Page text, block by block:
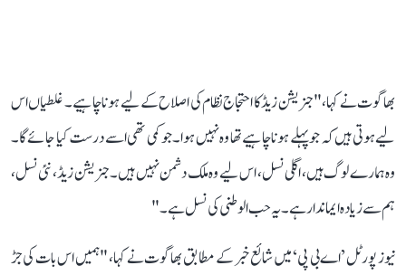
بھاگوت نے کہا، " جنریشن زیڈ کا احتجاج نظام کی اصلاح کے لیے ہونا چاہیے۔ غلطیاں اس
لیے ہوتی ہیں کہ جو پہلے ہونا چاہیے تھا وہ نہیں ہوا۔ جو کمی تھی اسے درست کیا جائے گا۔
وہ ہمارے لوگ ہیں، اگلی نسل، اس لیے وہ ملک دشمن نہیں ہیں۔ جنریشن زیڈ ، نئی نسل،
ہم سے زیادہ ایماندار ہے۔ یہ حب الوطنی کی نسل ہے۔"
نیوز پورٹل ’اے بی پی‘ میں شائع خبر کے مطابق بھاگوت نے کہا، "ہمیں اس بات کی جڑ